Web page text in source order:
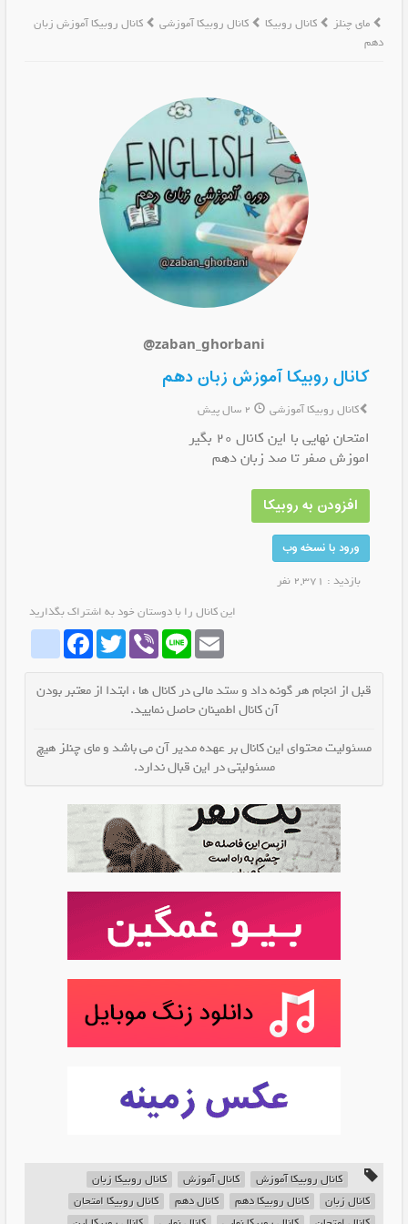
مای چنلز کانال روبیکا کانال روبیکا آموزشی
کانال روبیکا آموزش زبان
دهم
@zaban_ghorbani
کانال روبیکا آموزش زبان دهم
کانال روبیکا آموزشی
امتحان نهایی با این کانال 20 بگیر
اموزش صفر تا صد زبان دهم
افزودن به روبیکا
ورود با نسخه وب
بازدید : 2,371 نفر
این کانال را با دوستان خود به اشتراک بگذارید
whatrubikaFacebookTwitter Viber Line Email
قبل از انجام هر گونه داد و ستد مالی در کانال ها ، ابتدا از معتبر بودن
آن کانال اطمینان حاصل نمایید.
مسئولیت محتوای این کانال بر عهده مدیر آن می باشد و مای چنلز هیچ
مسئولیتی در این قبال ندارد.
کانال روبیکا آموزش کانال آموزش
کانال روبیکا زبان
کانال زبان
کانال روبیکا دهم کانال دهم
کانال روبیکا امتحان